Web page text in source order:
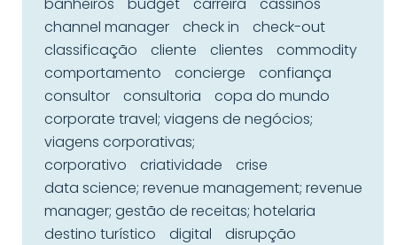
channel manager
check in
check-out
classificação
cliente clientes
commodity
comportamento
concierge
confiança
consultor
consultoria
copa do mundo
corporate travel; viagens de negócios;
viagens corporativas;
corporativo
criatividade
crise
data science; revenue management; revenue
manager; gestão de receitas; hotelaria
destino turístico
digital
disrupção